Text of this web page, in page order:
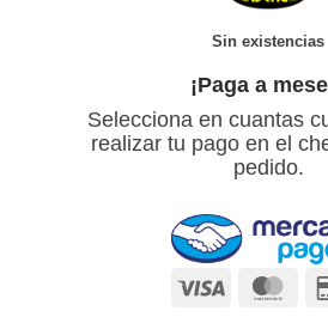
Sin existencias
¡Paga a
Selecciona en cuantas
realizar tu pago en el
pedido.
Visa